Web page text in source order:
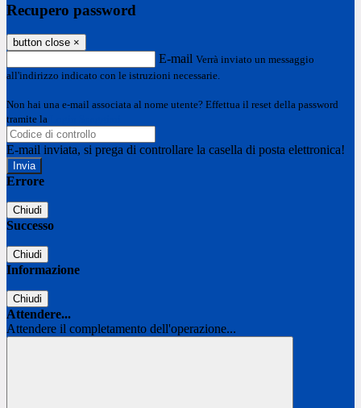
Recupero password
button close ×
E-mail Verrà inviato un messaggio
all'indirizzo indicato con le istruzioni necessarie.
Non hai una e-mail associata al nome utente? Effettua il reset della password
tramite la
E-mail inviata, si prega di controllare la casella di posta elettronica!
Errore
Chiudi
Successo
Chiudi
Informazione
Chiudi
Attendere...
Attendere il completamento dell'operazione...